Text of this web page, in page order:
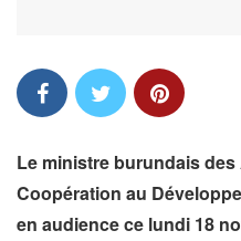
Le ministre burundais
Coopération au
en audience ce lundi 18